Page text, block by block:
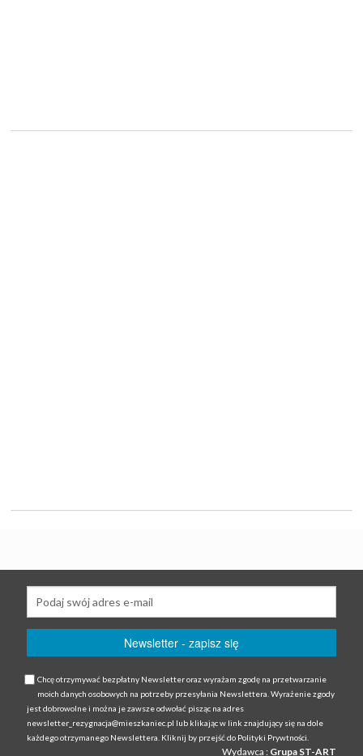
Chcę otrzymywać bezpłatny Newsletter oraz wyrażam zgodę na przetwarzanie
moich danych osobowych na potrzeby przesyłania Newslettera. Wyrażenie zgody
jest dobrowolne i można je zawsze odwołać pisząc na adres
newsletter_rezygnacja@mieszkaniec.pl lub klikając w link znajdujący się na dole
każdego otrzymanego Newslettera. Kliknij by przejść do Polityki Prywtności.
Wydawca : Grupa ST-ART